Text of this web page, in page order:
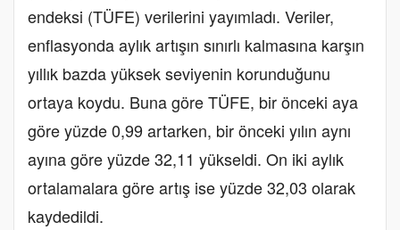
endeksi (TÜFE) verilerini yayımladı. Veriler,
enflasyonda aylık artışın sınırlı kalmasına karşın
yıllık bazda yüksek seviyenin korunduğunu
ortaya koydu. Buna göre TÜFE, bir önceki aya
göre yüzde 0,99 artarken, bir önceki yılın aynı
ayına göre yüzde 32,11 yükseldi. On iki aylık
ortalamalara göre artış ise yüzde 32,03 olarak
kaydedildi.